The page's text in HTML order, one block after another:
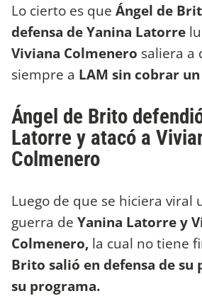
Lo cierto es que Ángel de
defensa de Yanina Latorre
Viviana Colmenero saliera a
siempre a LAM sin cobrar
Ángel de Brito
Latorre y atacó a
Colmenero
Luego de que se hiciera viral
guerra de Yanina Latorre y
Colmenero, la cual no tiene
Brito salió en defensa de su
su programa.